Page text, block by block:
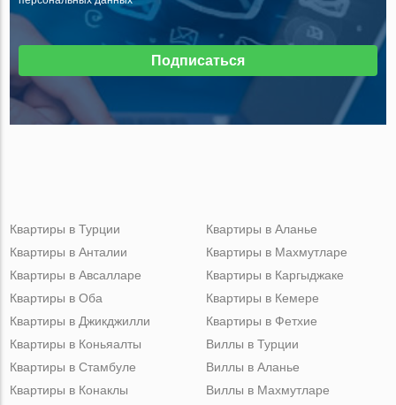
Подписаться
Квартиры в Турции
Квартиры в Анталии
Квартиры в Авсалларе
Квартиры в Оба
Квартиры в Джикджилли
Квартиры в Аланье
Квартиры в Махмутларе
Квартиры в Каргыджаке
Квартиры в Кемере
Квартиры в Фетхие
Квартиры в Коньяалты
Квартиры в Стамбуле
Квартиры в Конаклы
Виллы в Турции
Виллы в Аланье
Виллы в Махмутларе